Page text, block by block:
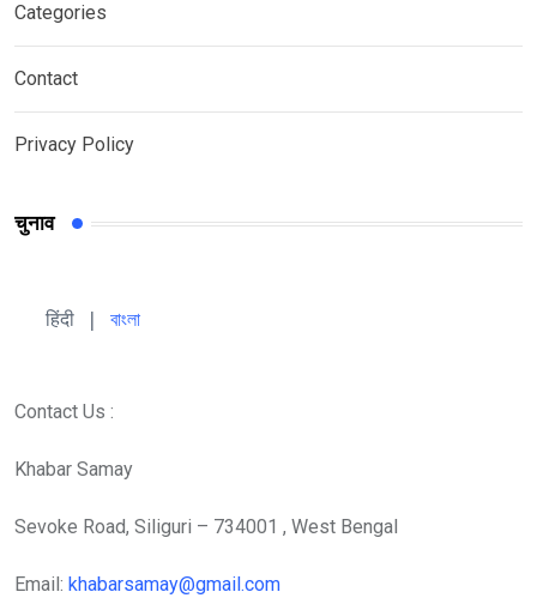
Categories
Contact
Privacy Policy
चुनाव
हिंदी | বাংলা
Contact Us :
Khabar Samay
Sevoke Road, Siliguri – 734001 , West Bengal
Email: khabarsamay@gmail.com